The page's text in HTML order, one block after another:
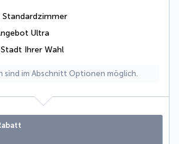
Ultra
Ihrer Wahl
sind im Abschnitt Optionen möglich.